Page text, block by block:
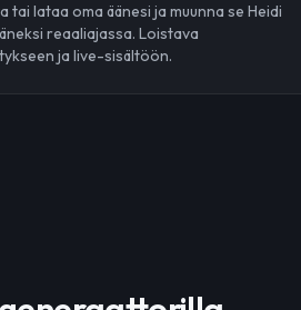
tai lataa oma äänesi ja muunna se Heidi
reaaliajassa. Loistava
ja live-sisältöön.